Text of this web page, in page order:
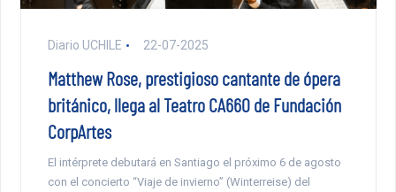
Diario UCHILE 22-07-2025
Matthew Rose, prestigioso cantante de ópera
británico, llega al Teatro CA660 de Fundación
CorpArtes
El intérprete debutará en Santiago el próximo 6 de agosto
con el concierto “Viaje de invierno” (Winterreise) del